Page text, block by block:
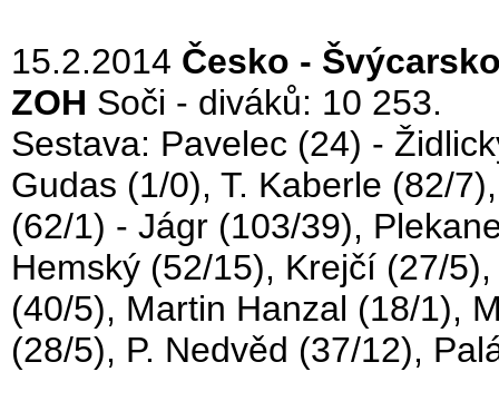
15.2.2014 Česko -
ZOH Soči - diváků: 10 253.
Sestava: Pavelec (24) -
Gudas (1/0), T. Kaberle (82/
(62/1) - Jágr (103/39),
Hemský (52/15), Krejčí (27/
(40/5), Martin Hanzal (18/1),
(28/5), P. Nedvěd (37/12),